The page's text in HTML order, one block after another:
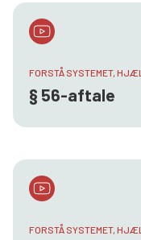
FORSTÅ SYSTEMET,
§ 56-aftale
FORSTÅ SYSTEMET,